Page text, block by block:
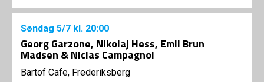
Søndag 5/7 kl. 20:00
Georg Garzone, Nikolaj Hess, Emil Brun
Madsen & Niclas Campagnol
Bartof Cafe, Frederiksberg